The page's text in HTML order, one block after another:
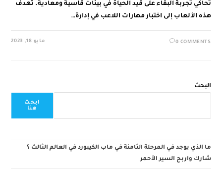
تحاكي تجربة البقاء على قيد الحياة في بيئات قاسية ومعادية. تهدف
هذه الألعاب إلى اختبار مهارات اللاعب في إدارة…
0 COMMENTS مايو 18, 2023
البحث
ابحث
هنا
ما الذي يوجد في المرحلة الثامنة في ماب الكيبورد في العالم الثالث ؟
شارك واربح السير الأحمر